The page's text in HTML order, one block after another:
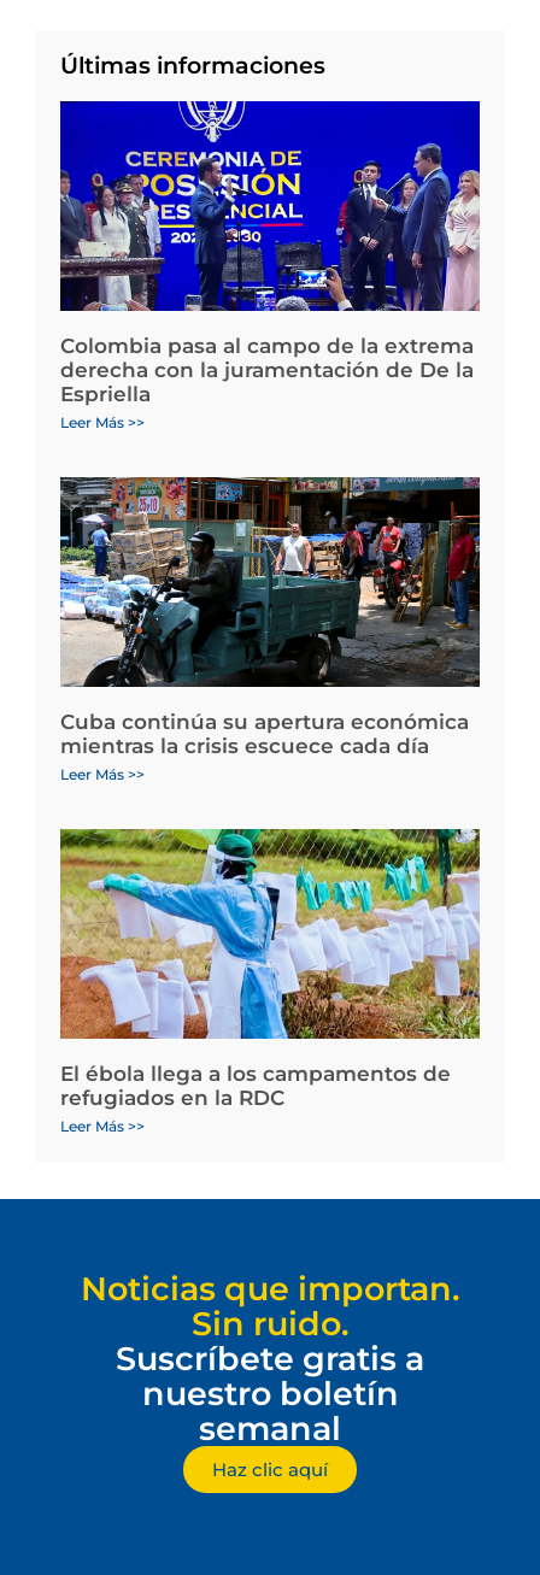
Últimas informaciones
Colombia pasa al campo de la extrema
derecha con la juramentación de De la
Espriella
Leer Más >>
Cuba continúa su apertura económica
mientras la crisis escuece cada día
Leer Más >>
El ébola llega a los campamentos de
refugiados en la RDC
Leer Más >>
Noticias que importan.
Sin ruido.
Suscríbete gratis a
nuestro boletín
semanal
Haz clic aquí